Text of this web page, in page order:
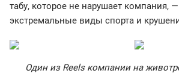
табу, которое не нарушает компания,
экстремальные виды спорта и
Один из Reels компании на